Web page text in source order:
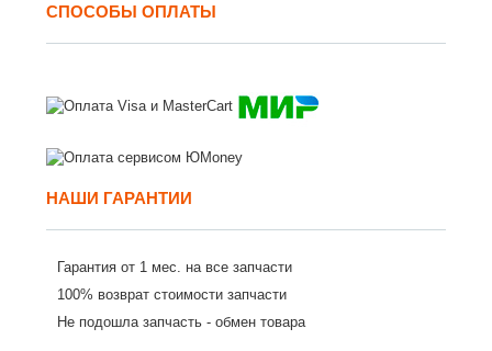
СПОСОБЫ ОПЛАТЫ
НАШИ ГАРАНТИИ
Гарантия от 1 мес. на все запчасти
100% возврат стоимости запчасти
Не подошла запчасть - обмен товара